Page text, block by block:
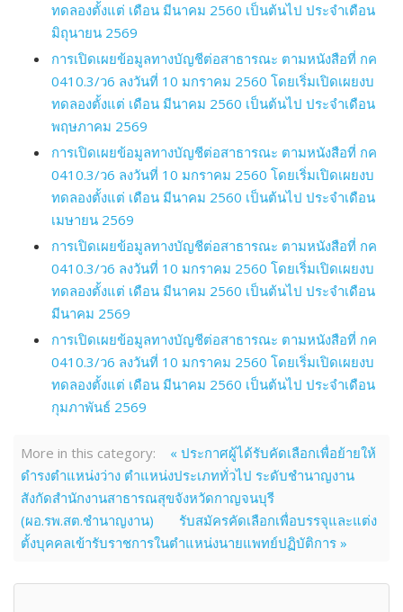
ทดลองตั้งแต่ เดือน มีนาคม 2560 เป็นต้นไป ประจำเดือน
มิถุนายน 2569
การเปิดเผยข้อมูลทางบัญชีต่อสาธารณะ ตามหนังสือที่ กค
0410.3/ว6 ลงวันที่ 10 มกราคม 2560 โดยเริ่มเปิดเผยงบ
ทดลองตั้งแต่ เดือน มีนาคม 2560 เป็นต้นไป ประจำเดือน
พฤษภาคม 2569
การเปิดเผยข้อมูลทางบัญชีต่อสาธารณะ ตามหนังสือที่ กค
0410.3/ว6 ลงวันที่ 10 มกราคม 2560 โดยเริ่มเปิดเผยงบ
ทดลองตั้งแต่ เดือน มีนาคม 2560 เป็นต้นไป ประจำเดือน
เมษายน 2569
การเปิดเผยข้อมูลทางบัญชีต่อสาธารณะ ตามหนังสือที่ กค
0410.3/ว6 ลงวันที่ 10 มกราคม 2560 โดยเริ่มเปิดเผยงบ
ทดลองตั้งแต่ เดือน มีนาคม 2560 เป็นต้นไป ประจำเดือน
มีนาคม 2569
การเปิดเผยข้อมูลทางบัญชีต่อสาธารณะ ตามหนังสือที่ กค
0410.3/ว6 ลงวันที่ 10 มกราคม 2560 โดยเริ่มเปิดเผยงบ
ทดลองตั้งแต่ เดือน มีนาคม 2560 เป็นต้นไป ประจำเดือน
กุมภาพันธ์ 2569
More in this category:
« ประกาศผู้ได้รับคัดเลือกเพื่อย้ายให้
ดำรงตำแหน่งว่าง ตำแหน่งประเภททั่วไป ระดับชำนาญงาน
สังกัดสำนักงานสาธารณสุขจังหวัดกาญจนบุรี
(ผอ.รพ.สต.ชำนาญงาน)
รับสมัครคัดเลือกเพื่อบรรจุและแต่ง
ตั้งบุคคลเข้ารับราชการในตำแหน่งนายแพทย์ปฏิบัติการ »